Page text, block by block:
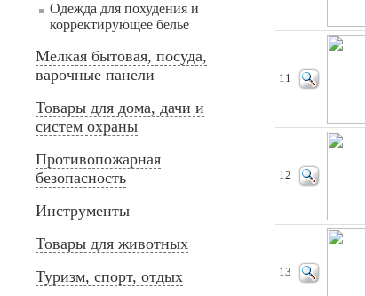
Одежда для похудения и
корректирующее белье
Мелкая бытовая, посуда,
варочные панели
Товары для дома, дачи и
систем охраны
Противопожарная
безопасность
Инструменты
Товары для животных
Туризм, спорт, отдых
11
12
13